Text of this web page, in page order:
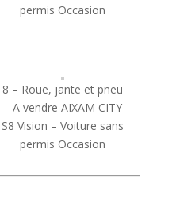
permis Occasion
8 – Roue, jante et pneu
– A vendre AIXAM CITY
S8 Vision – Voiture sans
permis Occasion